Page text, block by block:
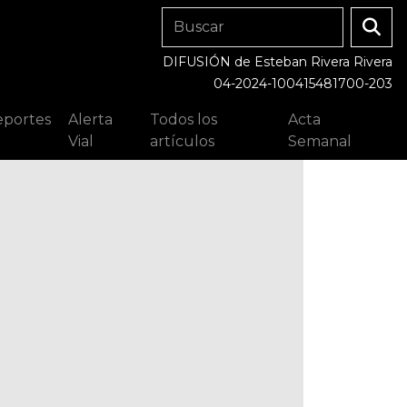
DIFUSIÓN de Esteban Rivera Rivera
04-2024-100415481700-203
Alerta
Vial
Todos los
artículos
Acta
Semanal